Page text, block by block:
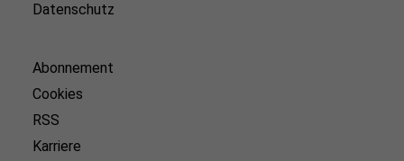
Datenschutz
Abonnement
Cookies
RSS
Karriere